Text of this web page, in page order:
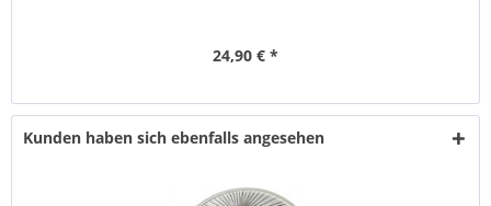
24,90 € *
Kunden haben sich ebenfalls angesehen